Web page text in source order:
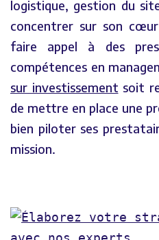
logistique, gestion du
concentrer sur son
faire appel à des
compétences en
sur investissement soit
de mettre en place une
bien piloter ses
mission.